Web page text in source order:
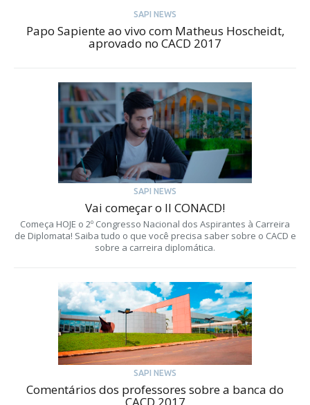
SAPI NEWS
Papo Sapiente ao vivo com Matheus Hoscheidt,
aprovado no CACD 2017
SAPI NEWS
Vai começar o II CONACD!
Começa HOJE o 2º Congresso Nacional dos Aspirantes à Carreira
de Diplomata! Saiba tudo o que você precisa saber sobre o CACD e
sobre a carreira diplomática.
SAPI NEWS
Comentários dos professores sobre a banca do
CACD 2017